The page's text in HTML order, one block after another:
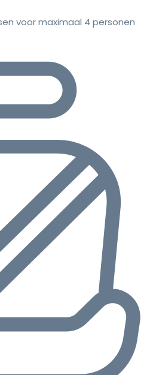
voor maximaal 4 personen